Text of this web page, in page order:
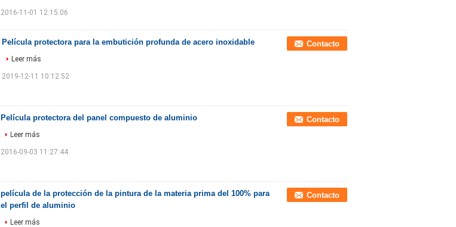
2016-11-01 12:15:06
Película protectora para la embutición profunda de acero inoxidable Contacto
Leer más
2019-12-11 10:12:52
Película protectora del panel compuesto de aluminio Contacto
Leer más
2016-09-03 11:27:44
película de la protección de la pintura de la materia prima del 100% para
el perfil de aluminio
Contacto
Leer más